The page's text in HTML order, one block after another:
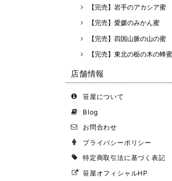
【完売】岩手のアカシア蜜
【完売】愛媛のみかん蜜
【完売】四国山脈の山の蜜
【完売】東北の栃の木の蜂蜜
店舗情報
笹屋について
Blog
お問合わせ
プライバシーポリシー
特定商取引法に基づく表記
笹屋オフィシャルHP